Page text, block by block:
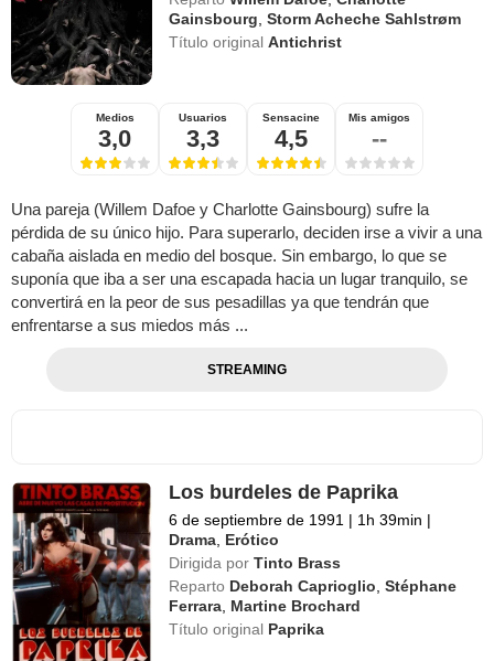
Gainsbourg ,Storm Acheche Sahlstrøm
Título originalAntichrist
Medios
3,0
Usuarios
3,3
Sensacine
4,5
Mis amigos
--
Una pareja (Willem Dafoe y Charlotte Gainsbourg) sufre la
pérdida de su único hijo. Para superarlo, deciden irse a vivir a una
cabaña aislada en medio del bosque. Sin embargo, lo que se
suponía que iba a ser una escapada hacia un lugar tranquilo, se
convertirá en la peor de sus pesadillas ya que tendrán que
enfrentarse a sus miedos más ...
STREAMING
Los burdeles de Paprika
6 de septiembre de 1991 | 1h 39min |
Drama, Erótico
Dirigida por Tinto Brass
Reparto Deborah Caprioglio,Stéphane
Ferrara, Martine Brochard
Título original Paprika